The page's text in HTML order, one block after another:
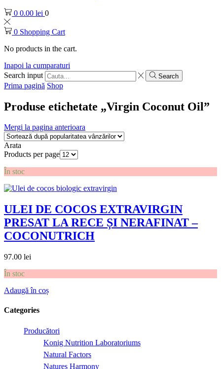
0 0.00 lei 0
0 Shopping Cart
No products in the cart.
Inapoi la cumparaturi
Search input
Search
Prima pagină Shop
Produse etichetate „Virgin Coconut Oil”
Mergi la pagina anterioara
Arata
Products per page
În stoc
ULEI DE COCOS EXTRAVIRGIN
PRESAT LA RECE ȘI NERAFINAT –
COCONUTRICH
97.00 lei
În stoc
Adaugă în coș
Categories
Producători
Konig Nutrition Laboratoriums
Natural Factors
Natures Harmony